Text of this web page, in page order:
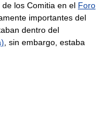
de los Comitia en el Foro
importantes del
dentro del
, sin embargo, estaba